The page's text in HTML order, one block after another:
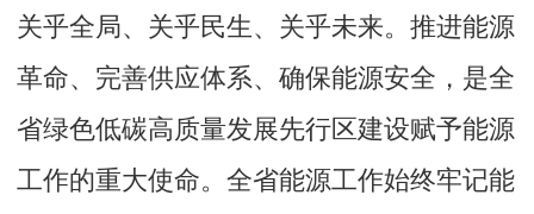
关乎全局、关乎民生、关乎未来。推进能源
革命、完善供应体系、确保能源安全，是全
省绿色低碳高质量发展先行区建设赋予能源
工作的重大使命。全省能源工作始终牢记能